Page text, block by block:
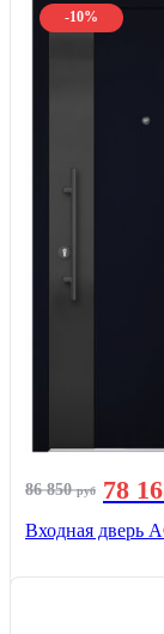
-10%
86 850руб 78
Входная дверь